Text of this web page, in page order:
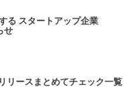
る スタートアップ企業
せ
リースまとめてチェック一覧